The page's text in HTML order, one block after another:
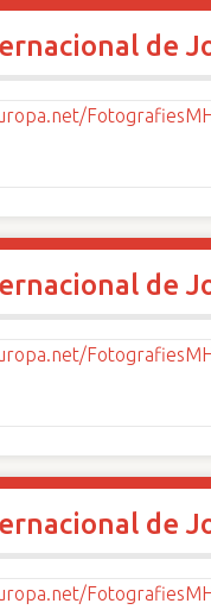
de
de
de